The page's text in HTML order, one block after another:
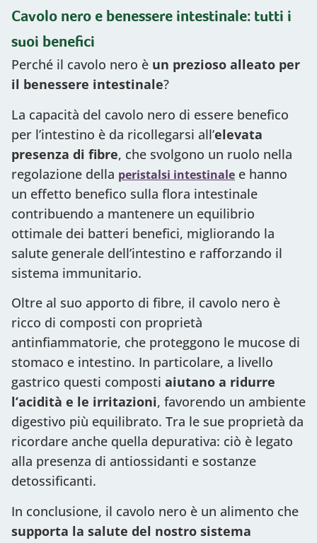
Cavolo nero e benessere intestinale: tutti i
suoi benefici
Perché il cavolo nero è un prezioso alleato per
il benessere intestinale?
La capacità del cavolo nero di essere benefico
per l’intestino è da ricollegarsi all’elevata
presenza di fibre, che svolgono un ruolo nella
regolazione della peristalsi intestinale e hanno
un effetto benefico sulla flora intestinale
contribuendo a mantenere un equilibrio
ottimale dei batteri benefici, migliorando la
salute generale dell’intestino e rafforzando il
sistema immunitario.
Oltre al suo apporto di fibre, il cavolo nero è
ricco di composti con proprietà
antinfiammatorie, che proteggono le mucose di
stomaco e intestino. In particolare, a livello
gastrico questi composti aiutano a ridurre
l’acidità e le irritazioni, favorendo un ambiente
digestivo più equilibrato. Tra le sue proprietà da
ricordare anche quella depurativa: ciò è legato
alla presenza di antiossidanti e sostanze
detossificanti.
In conclusione, il cavolo nero è un alimento che
supporta la salute del nostro sistema